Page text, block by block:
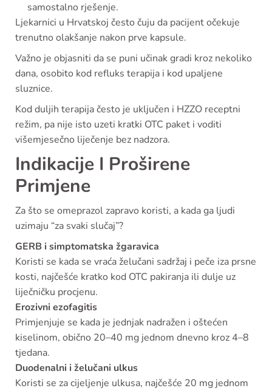
samostalno rješenje.
Ljekarnici u Hrvatskoj često čuju da pacijent očekuje
trenutno olakšanje nakon prve kapsule.
Važno je objasniti da se puni učinak gradi kroz nekoliko
dana, osobito kod refluks terapija i kod upaljene
sluznice.
Kod duljih terapija često je uključen i HZZO receptni
režim, pa nije isto uzeti kratki OTC paket i voditi
višemjesečno liječenje bez nadzora.
Indikacije I Proširene
Primjene
Za što se omeprazol zapravo koristi, a kada ga ljudi
uzimaju “za svaki slučaj”?
GERB i simptomatska žgaravica
Koristi se kada se vraća želučani sadržaj i peče iza prsne
kosti, najčešće kratko kod OTC pakiranja ili dulje uz
liječničku procjenu.
Erozivni ezofagitis
Primjenjuje se kada je jednjak nadražen i oštećen
kiselinom, obično 20–40 mg jednom dnevno kroz 4–8
tjedana.
Duodenalni i želučani ulkus
Koristi se za cijeljenje ulkusa, najčešće 20 mg jednom